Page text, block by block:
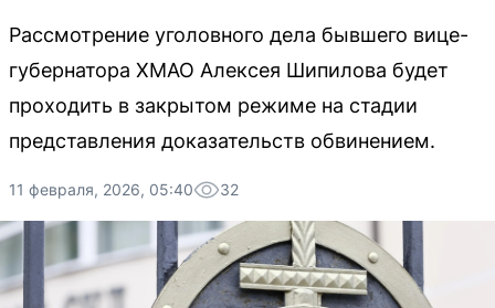
Рассмотрение уголовного дела бывшего вице-
губернатора ХМАО Алексея Шипилова будет
проходить в закрытом режиме на стадии
представления доказательств обвинением.
11 февраля, 2026, 05:40 32